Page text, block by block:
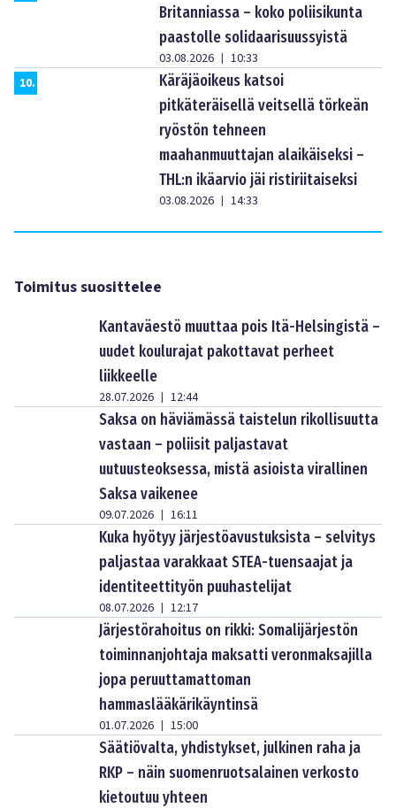
Britanniassa – koko poliisikunta
paastolle solidaarisuussyistä
03.08.2026 | 10:33
10.
Käräjäoikeus katsoi
pitkäteräisellä veitsellä törkeän
ryöstön tehneen
maahanmuuttajan alaikäiseksi –
THL:n ikäarvio jäi ristiriitaiseksi
03.08.2026 | 14:33
Toimitus suosittelee
Kantaväestö muuttaa pois Itä-Helsingistä –
uudet koulurajat pakottavat perheet
liikkeelle
28.07.2026 | 12:44
Saksa on häviämässä taistelun rikollisuutta
vastaan – poliisit paljastavat
uutuusteoksessa, mistä asioista virallinen
Saksa vaikenee
09.07.2026 | 16:11
Kuka hyötyy järjestöavustuksista – selvitys
paljastaa varakkaat STEA-tuensaajat ja
identiteettityön puuhastelijat
08.07.2026 | 12:17
Järjestörahoitus on rikki: Somalijärjestön
toiminnanjohtaja maksatti veronmaksajilla
jopa peruuttamattoman
hammaslääkärikäyntinsä
01.07.2026 | 15:00
Säätiövalta, yhdistykset, julkinen raha ja
RKP – näin suomenruotsalainen verkosto
kietoutuu yhteen